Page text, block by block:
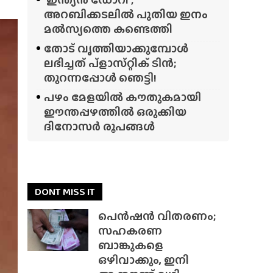
അറബിക്കടലിൽ പുതിയ ഇനം
മൽസ്യത്തെ കണ്ടെത്തി
തോട് വൃത്തിയാക്കുമ്പോൾ
ലഭിച്ചത് പ്‌ളാസ്‌റ്റിക് ടിൻ;
തുറന്നപ്പോൾ ഞെട്ടി!
പഴം മേളയിൽ കൗതുകമായി
ഈന്തപ്പഴത്തിൽ ഒരുക്കിയ
ദിനോസർ രൂപങ്ങൾ
DONT MISS IT
പെൻഷൻ വിതരണം;
സഹകരണ
ബാങ്കുകളെ
ഒഴിവാക്കും, ഇനി